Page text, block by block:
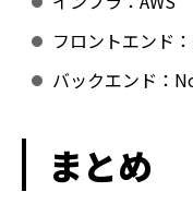
フロントエンド
バックエンド：
まとめ